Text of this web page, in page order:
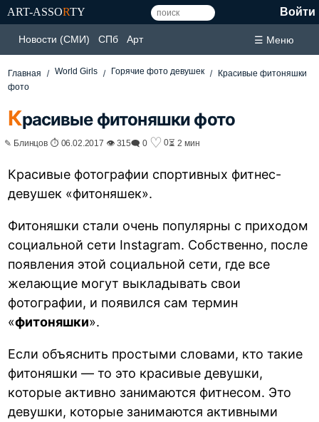
ART-ASSORTY Войти
Новости (СМИ) СПб Арт ☰ Меню
Главная World Girls Горячие фото девушек
Красивые фитоняшки
фото
Красивые фитоняшки фото
✎ Блинцов ⏱ 06.02.2017 👁 315🗨 0 ♡ 0⏳ 2 мин
Красивые фотографии спортивных фитнес-
девушек «фитоняшек».
Фитоняшки стали очень популярны с приходом
социальной сети Instagram. Собственно, после
появления этой социальной сети, где все
желающие могут выкладывать свои
фотографии, и появился сам термин
«фитоняшки».
Если объяснить простыми словами, кто такие
фитоняшки — то это красивые девушки,
которые активно занимаются фитнесом. Это
девушки, которые занимаются активными